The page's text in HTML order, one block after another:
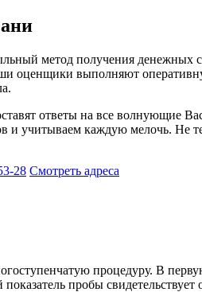
метод получения денежных
оценщики выполняют
ответы на все волнующие
учитываем каждую мелочь. Не
28 Смотреть адреса
процедуру. В
пробы свидетельствует